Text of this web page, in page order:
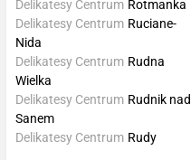
Delikatesy Centrum Rotmanka
Delikatesy Centrum Ruciane-
Nida
Delikatesy Centrum Rudna
Wielka
Delikatesy Centrum Rudnik nad
Sanem
Delikatesy Centrum Rudy